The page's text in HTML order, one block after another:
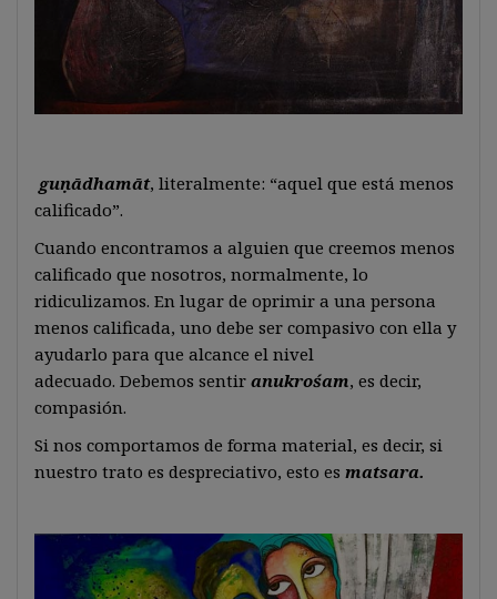
guṇādhamāt, literalmente: “aquel que está menos
calificado”.
Cuando encontramos a alguien que creemos menos
calificado que nosotros, normalmente, lo
ridiculizamos. En lugar de oprimir a una persona
menos calificada, uno debe ser compasivo con ella y
ayudarlo para que alcance el nivel
adecuado. Debemos sentir anukrośam, es decir,
compasión.
Si nos comportamos de forma material, es decir, si
nuestro trato es despreciativo, esto es matsara.